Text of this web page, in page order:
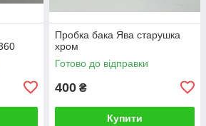
Пробка бака Ява старушка
хром
Готово до відправки
400 ₴
Купити